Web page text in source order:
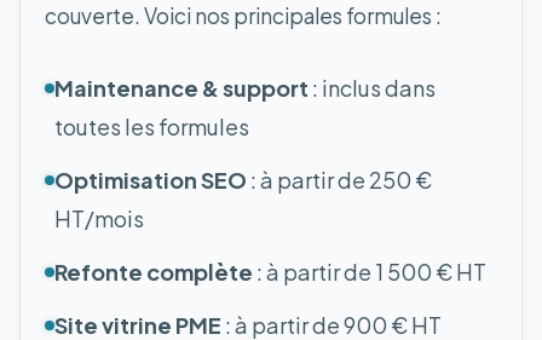
couverte. Voici nos principales formules :
Maintenance & support : inclus dans
toutes les formules
Optimisation SEO : à partir de 250 €
HT/mois
Refonte complète : à partir de 1 500 € HT
Site vitrine PME : à partir de 900 € HT